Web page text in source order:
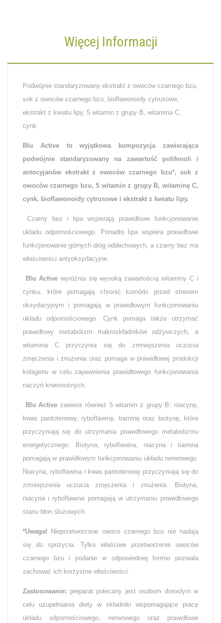
Więcej Informacji
Podwójnie standaryzowany ekstrakt z owoców czarnego bzu,
sok z owoców czarnego bzu, bioflawonoidy cytrusowe,
ekstrakt z kwiatu lipy, 5 witamin z grupy B, witamina C,
cynk.
Blu Active to wyjątkowa kompozycja zawierająca
podwójnie standaryzowany na zawartość polifenoli i
antocyjanów ekstrakt z owoców czarnego bzu*, sok z
owoców czarnego bzu, 5 witamin z grupy B, witaminę C,
cynk, bioflawonoidy cytrusowe i ekstrakt z kwiatu lipy.
Czarny bez i lipa wspierają prawidłowe funkcjonowanie
układu odpornościowego. Ponadto lipa wspiera prawidłowe
funkcjonowanie górnych dróg oddechowych, a czarny bez ma
właściwości antyoksydacyjne.
Blu Activewyróżnia się wysoką zawartością witaminy C i
cynku, które pomagają chronić komórki przed stresem
oksydacyjnym i pomagają w prawidłowym funkcjonowaniu
układu odpornościowego. Cynk pomaga także utrzymać
prawidłowy metabolizm makroskładników odżywczych, a
witamina C przyczynia się do zmniejszenia uczucia
zmęczenia i znużenia oraz pomaga w prawidłowej produkcji
kolagenu w celu zapewnienia prawidłowego funkcjonowania
naczyń krwionośnych.
Blu Active zawiera również 5 witamin z grupy B: niacynę,
kwas pantotenowy, ryboflawinę, tiaminę oraz biotynę, które
przyczyniają się do utrzymania prawidłowego metabolizmu
energetycznego. Biotyna, ryboflawina, niacyna i tiamina
pomagają w prawidłowym funkcjonowaniu układu nerwowego.
Niacyna, ryboflawina i kwas pantotenowy przyczyniają się do
zmniejszenia uczucia zmęczenia i znużenia. Biotyna,
niacyna i ryboflawina pomagają w utrzymaniu prawidłowego
stanu błon śluzowych.
*Uwaga! Nieprzetworzone owoce czarnego bzu nie nadają
się do spożycia. Tylko właściwe przetworzenie owoców
czarnego bzu i podanie w odpowiedniej formie pozwala
zachować ich korzystne właściwości.
Zastosowanie: preparat polecany jest osobom dorosłym w
celu uzupełniania diety w składniki wspomagające pracę
układu odpornościowego, nerwowego oraz prawidłowe